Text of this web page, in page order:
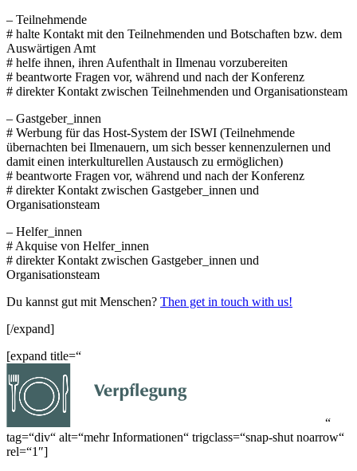
– Teilnehmende
# halte Kontakt mit den Teilnehmenden und Botschaften bzw. dem
Auswärtigen Amt
# helfe ihnen, ihren Aufenthalt in Ilmenau vorzubereiten
# beantworte Fragen vor, während und nach der Konferenz
# direkter Kontakt zwischen Teilnehmenden und Organisationsteam
– Gastgeber_innen
# Werbung für das Host-System der ISWI (Teilnehmende
übernachten bei Ilmenauern, um sich besser kennenzulernen und
damit einen interkulturellen Austausch zu ermöglichen)
# beantworte Fragen vor, während und nach der Konferenz
# direkter Kontakt zwischen Gastgeber_innen und
Organisationsteam
– Helfer_innen
# Akquise von Helfer_innen
# direkter Kontakt zwischen Gastgeber_innen und
Organisationsteam
Du kannst gut mit Menschen? Then get in touch with us!
[/expand]
[expand title=“
“
tag=“div“ alt=“mehr Informationen“ trigclass=“snap-shut noarrow“
rel=“1″]